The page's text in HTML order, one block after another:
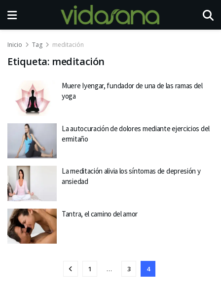
Inicio Tag meditación
Etiqueta: meditación
Muere Iyengar, fundador de una de las ramas del
yoga
La autocuración de dolores mediante ejercicios del
ermitaño
La meditación alivia los síntomas de depresión y
ansiedad
Tantra, el camino del amor
1 … 3 4